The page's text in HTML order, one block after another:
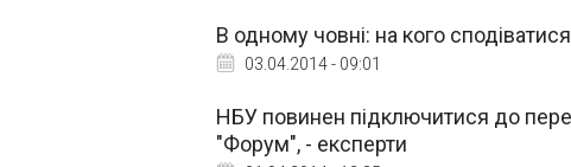
В одному човні: на кого
03.04.2014 - 09:01
НБУ повинен підключитися до
"Форум", - експерти